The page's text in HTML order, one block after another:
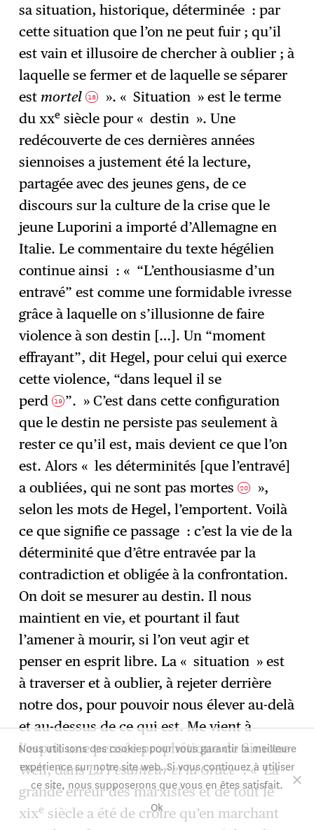
sa situation, historique, déterminée : par
cette situation que l’on ne peut fuir ; qu’il
est vain et illusoire de chercher à oublier ; à
laquelle se fermer et de laquelle se séparer
est mortel 18
». « Situation » est le terme
du xxe siècle pour « destin ». Une
redécouverte de ces dernières années
siennoises a justement été la lecture,
partagée avec des jeunes gens, de ce
discours sur la culture de la crise que le
jeune Luporini a importé d’Allemagne en
Italie. Le commentaire du texte hégélien
continue ainsi : « “L’enthousiasme d’un
entravé” est comme une formidable ivresse
grâce à laquelle on s’illusionne de faire
violence à son destin […]. Un “moment
effrayant”, dit Hegel, pour celui qui exerce
cette violence, “dans lequel il se
perd19 ”. » C’est dans cette configuration
que le destin ne persiste pas seulement à
rester ce qu’il est, mais devient ce que l’on
est. Alors « les déterminités [que l’entravé]
a oubliées, qui ne sont pas mortes20
»,
selon les mots de Hegel, l’emportent. Voilà
ce que signifie ce passage : c’est la vie de la
déterminité que d’être entravée par la
contradiction et obligée à la confrontation.
On doit se mesurer au destin. Il nous
maintient en vie, et pourtant il faut
l’amener à mourir, si l’on veut agir et
penser en esprit libre. La « situation » est
à traverser et à oublier, à rejeter derrière
notre dos, pour pouvoir nous élever au-delà
et au-dessus de ce qui est. Me vient à
l’esprit une pensée prophétique de Simone
Weil, dansLa Pesanteur et la Grâce: « La
grande erreur des marxistes et de tout le
xixe siècle a été de croire qu’en marchant
Nous utilisons des cookies pour vous garantir la meilleure
expérience sur notre site web. Si vous continuez à utiliser
ce site, nous supposerons que vous en êtes satisfait.
Ok